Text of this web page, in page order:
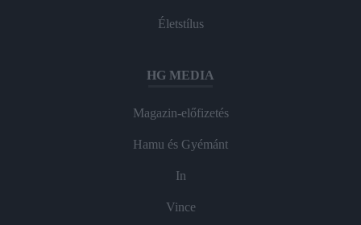
Életstílus
HG MEDIA
Magazin-előfizetés
Hamu és Gyémánt
In
Vince